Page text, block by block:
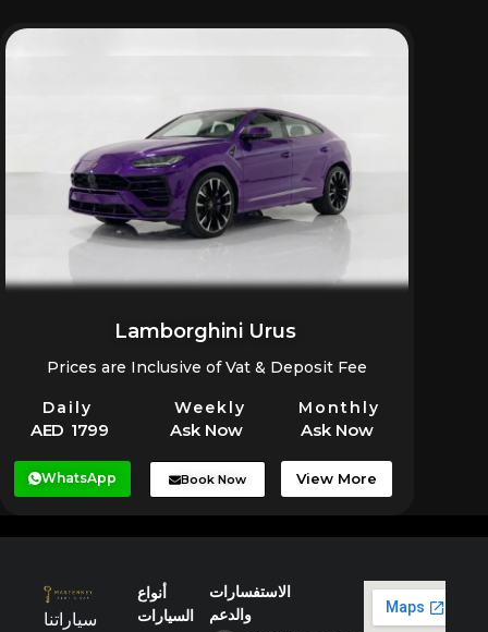
Lamborghini Urus
Prices are Inclusive of Vat & Deposit Fee
Daily Weekly Monthly
AED 1799 Ask Now Ask Now
WhatsApp Book Now View More
سياراتنا
أنواع
السيارات
الاستفسارات
والدعم